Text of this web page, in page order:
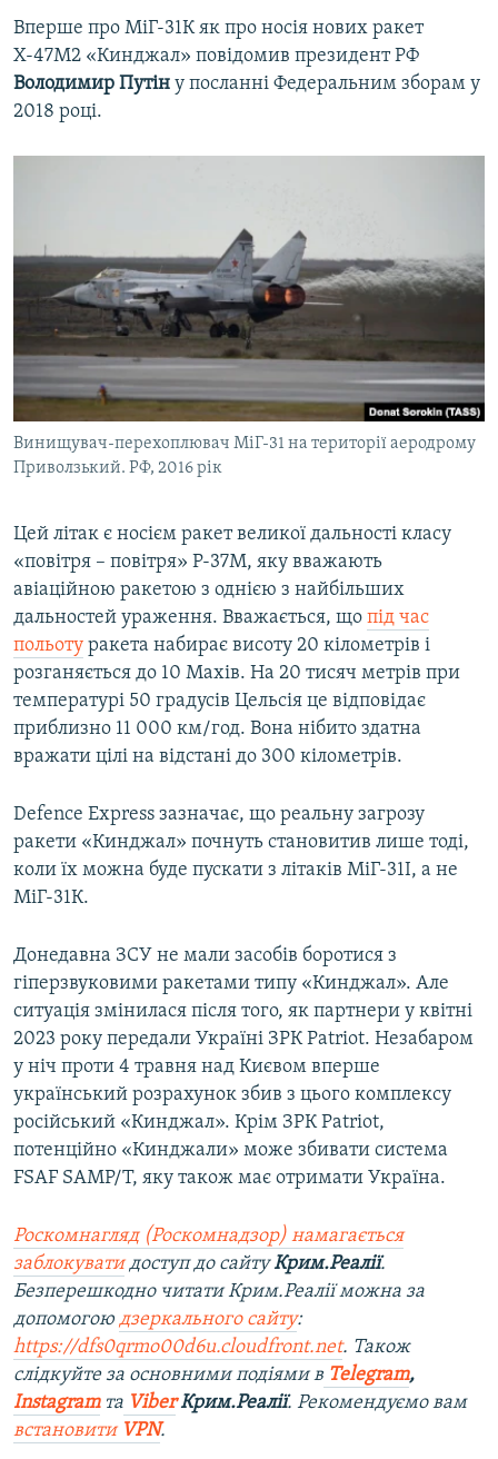
Вперше про МіГ-31К як про носія нових ракет
Х-47М2 «Кинджал» повідомив президент РФ
Володимир Путін у посланні Федеральним зборам у
2018 році.
Винищувач-перехоплювач МіГ-31 на території аеродрому
Приволзький. РФ, 2016 рік
Цей літак є носієм ракет великої дальності класу
«повітря – повітря» Р-37М, яку вважають
авіаційною ракетою з однією з найбільших
дальностей ураження. Вважається, що під час
польоту ракета набирає висоту 20 кілометрів і
розганяється до 10 Махів. На 20 тисяч метрів при
температурі 50 градусів Цельсія це відповідає
приблизно 11 000 км/год. Вона нібито здатна
вражати цілі на відстані до 300 кілометрів.
Defence Express зазначає, що реальну загрозу
ракети «Кинджал» почнуть становитив лише тоді,
коли їх можна буде пускати з літаків МіГ-31І, а не
МіГ-31К.
Донедавна ЗСУ не мали засобів боротися з
гіперзвуковими ракетами типу «Кинджал». Але
ситуація змінилася після того, як партнери у квітні
2023 року передали Україні ЗРК Patriot. Незабаром
у ніч проти 4 травня над Києвом вперше
український розрахунок збив з цього комплексу
російський «Кинджал». Крім ЗРК Patriot,
потенційно «Кинджали» може збивати система
FSAF SAMP/T, яку також має отримати Україна.
Роскомнагляд (Роскомнадзор) намагається
заблокуватидоступ до сайтуКрим.Реалії.
Безперешкодно читати Крим.Реалії можна за
допомогою дзеркального сайту:
https://dfs0qrmo00d6u.cloudfront.net. Також
слідкуйте за основними подіями в Telegram,
Instagramта ViberКрим.Реалії. Рекомендуємо вам
встановити VPN.